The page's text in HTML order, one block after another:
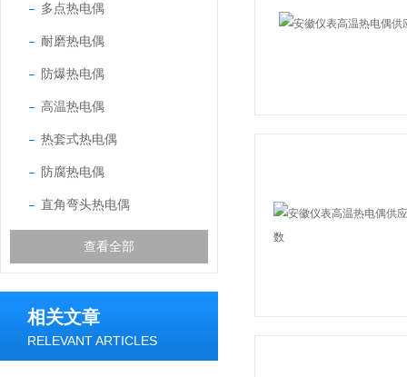
多点热电偶
耐磨热电偶
防爆热电偶
高温热电偶
热套式热电偶
防腐热电偶
直角弯头热电偶
查看全部
相关文章
RELEVANT ARTICLES